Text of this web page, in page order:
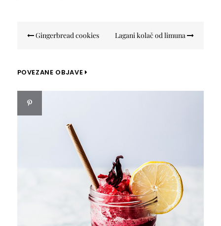
objava
Gingerbread cookies Lagani kolač od limuna
POVEZANE OBJAVE